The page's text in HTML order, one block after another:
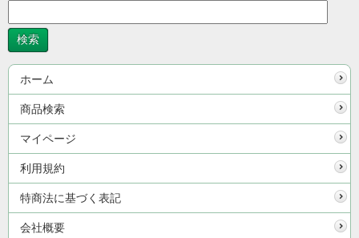
ホーム
商品検索
マイページ
利用規約
特商法に基づく表記
会社概要